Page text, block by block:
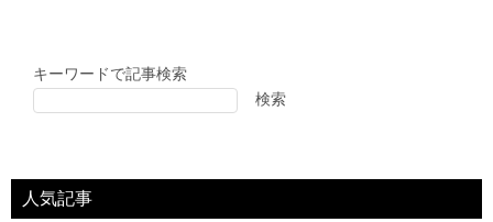
キーワードで記事検索
検索
人気記事